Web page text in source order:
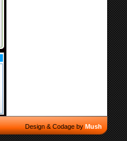
Design & Codage byMush